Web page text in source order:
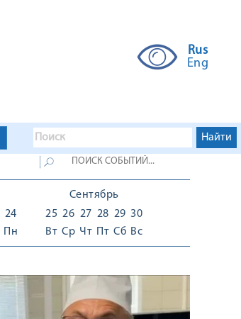
Rus
Eng
24
Пн
Сентябрь
25
Вт
26
Ср
27
Чт
28
Пт
29
Сб
30
Вс